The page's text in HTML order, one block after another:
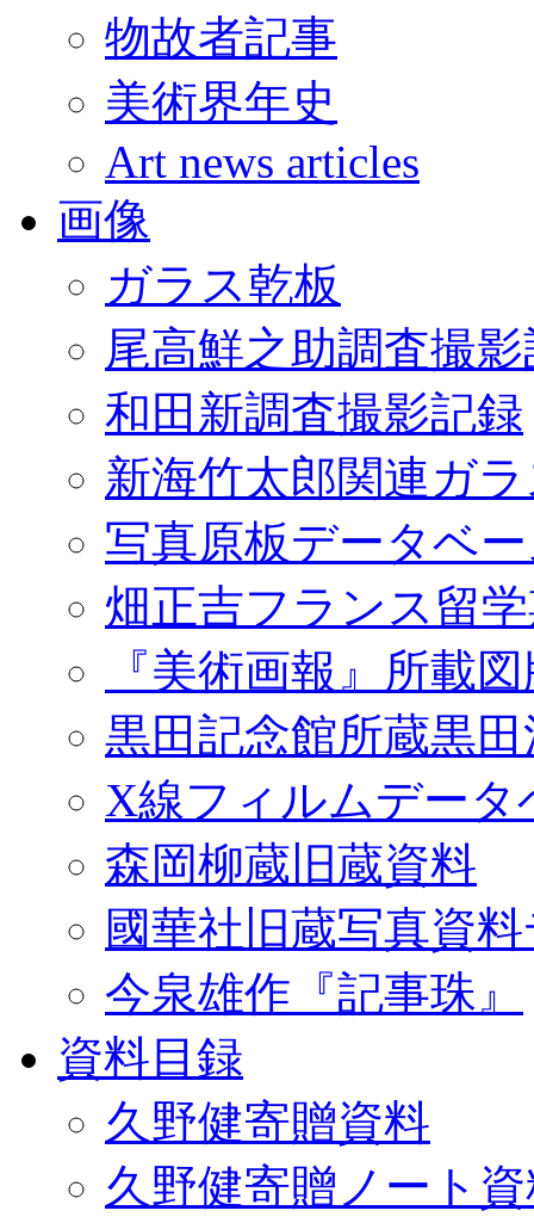
物故者記事
美術界年史
Art news articles
画像
ガラス乾板
尾高鮮之助調査撮
和田新調査撮影記録
新海竹太郎関連ガ
写真原板データベ
畑正吉フランス留
『美術画報』所載
黒田記念館所蔵黒
X線フィルムデータ
森岡柳蔵旧蔵資料
國華社旧蔵写真資
今泉雄作『記事珠』
資料目録
久野健寄贈資料
久野健寄贈ノート